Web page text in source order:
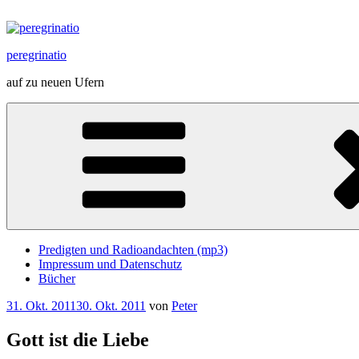
Inhalt
peregrinatio
auf zu neuen Ufern
Predigten und Radioandachten (mp3)
Impressum und Datenschutz
Bücher
Veröffentlicht
31. Okt. 201130. Okt. 2011 von Peter
Gott ist die Liebe